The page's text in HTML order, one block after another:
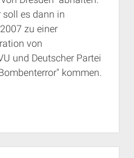
soll es dann in
zu einer
von
und Deutscher Partei
kommen.